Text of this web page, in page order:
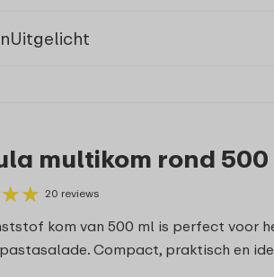
Uitgelicht
multikom rond
★★
★★ 20 reviews
kom van 500 ml is perfect voor
Compact, praktisch en